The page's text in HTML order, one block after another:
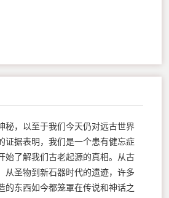
秘，以至于我们今天仍对远古世界
证据表明，我们是一个患有健忘症
始了解我们古老起源的真相。从古
从圣物到新石器时代的遗迹，许多
的东西如今都笼罩在传说和神话之